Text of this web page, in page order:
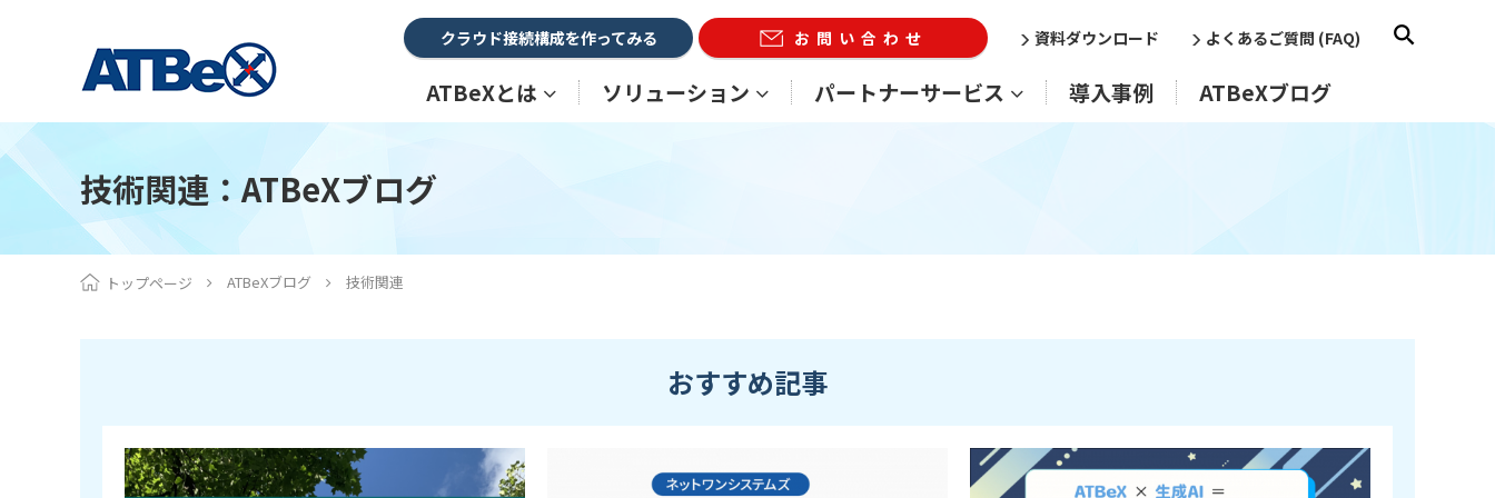
クラウド接続構成を作ってみる お問い合わせ 資料ダウンロード よくあるご質問 (FAQ)
ATBeXとは ソリューション パートナーサービス 導入事例 ATBeXブログ
技術関連：ATBeXブログ
トップページ ATBeXブログ 技術関連
おすすめ記事